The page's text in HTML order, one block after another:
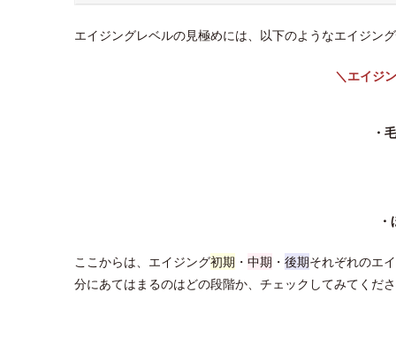
エイジングレベルの見極めには、以下のようなエイジン
＼エイジ
・
ここからは、エイジング初期 ・ 中期 ・ 後期それぞれのエ
分にあてはまるのはどの段階か、チェックしてみてくだ